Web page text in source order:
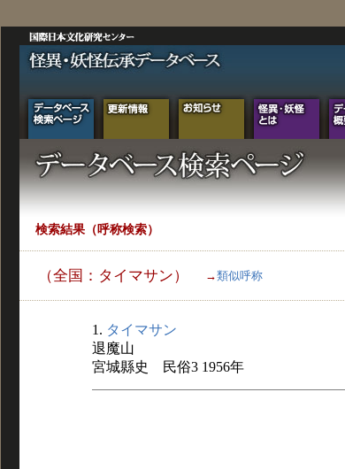
検索結果（呼称検索）
（全国：タイマサン） →類似呼称
1. タイマサン
退魔山
宮城縣史 民俗3 1956年